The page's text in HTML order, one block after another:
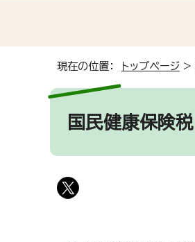
現在の位置： トップページ >
国民健康保険税